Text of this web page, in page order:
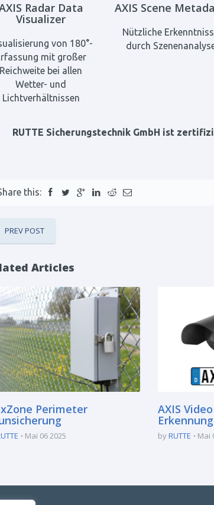
Radar Data
Visualizer
von 180°-
mit großer
Reichweite bei allen
Wetter- und
Lichtverhältnissen
AXIS Scene
Nützliche
durch
RUTTE Sicherungstechnik GmbH ist
this:
PREV POST
Articles
Perimeter
Mai 06 2025
AXIS
byRUTTE Mai